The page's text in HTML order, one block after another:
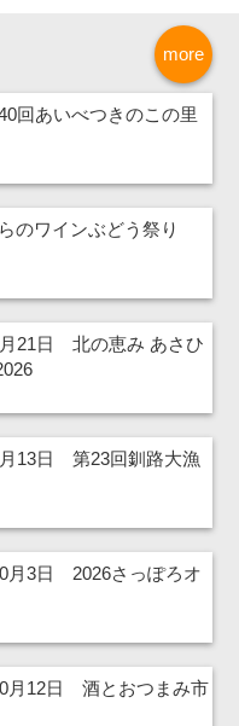
more
回あいべつきのこの里
のワインぶどう祭り
21日 北の恵み あさひ
13日 第23回釧路大漁
月3日 2026さっぽろオ
月12日 酒とおつまみ市